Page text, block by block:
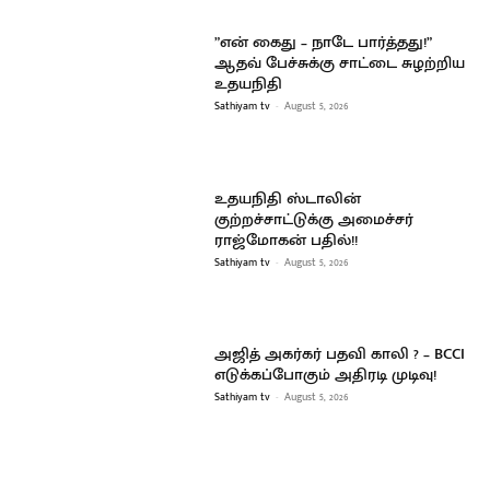
”என் கைது – நாடே பார்த்தது!”
ஆதவ் பேச்சுக்கு சாட்டை சுழற்றிய
உதயநிதி
Sathiyam tv - August 5, 2026
உதயநிதி ஸ்டாலின்
குற்றச்சாட்டுக்கு அமைச்சர்
ராஜ்மோகன் பதில்!!
Sathiyam tv - August 5, 2026
அஜித் அகர்கர் பதவி காலி ? – BCCI
எடுக்கப்போகும் அதிரடி முடிவு!
Sathiyam tv - August 5, 2026